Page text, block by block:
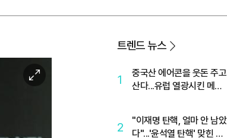
트렌드 뉴스
1
중국산 에어콘을 웃돈 주고
산다...유럽 열광시킨 메이
2
"이재명 탄핵, 얼마 안 남았
다"...'윤석열 탄핵' 맞힌 무